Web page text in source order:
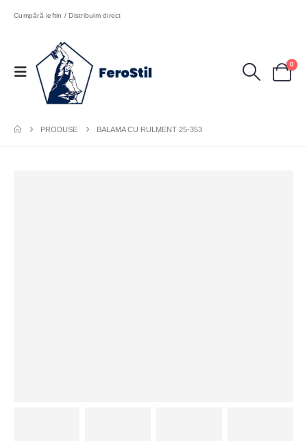
Cumpără ieftin / Distribuim direct
0
PRODUSE BALAMA CU RULMENT 25-353